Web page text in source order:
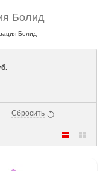
Болид
Болид
Сбросить